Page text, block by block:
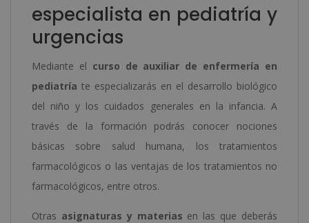
especialista en pediatría y
urgencias
Mediante el curso de auxiliar de enfermería en
pediatría te especializarás en el desarrollo biológico
del niño y los cuidados generales en la infancia. A
través de la formación podrás conocer nociones
básicas sobre salud humana, los tratamientos
farmacológicos o las ventajas de los tratamientos no
farmacológicos, entre otros.
Otras asignaturas y materias en las que deberás